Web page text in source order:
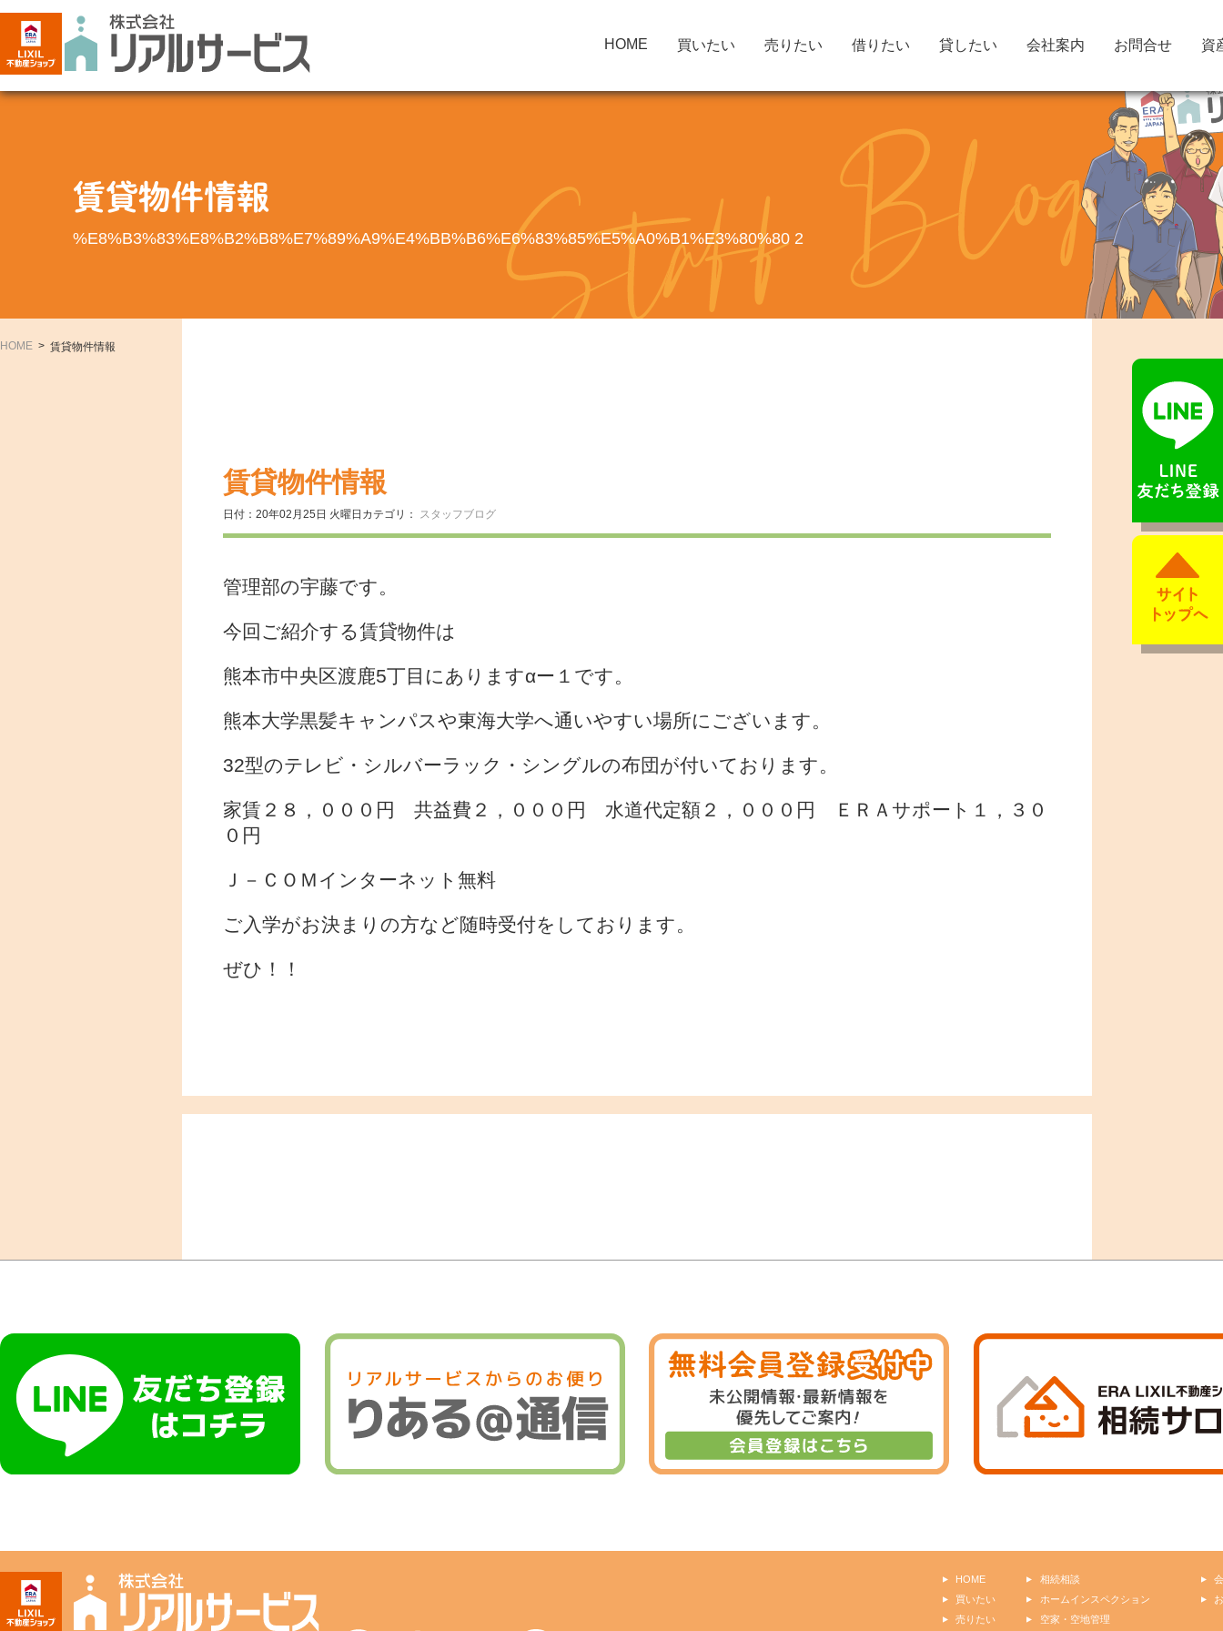
HOME 買いたい 売りたい 借りたい 貸したい 会社案内 お問合せ 資
賃貸物件情報
%E8%B3%83%E8%B2%B8%E7%89%A9%E4%BB%B6%E6%83%85%E5%A0%B1%E3%80%80 2
HOME 賃貸物件情報
賃貸物件情報
日付：20年02月25日 火曜日 カテゴリ： スタッフブログ
管理部の宇藤です。
今回ご紹介する賃貸物件は
熊本市中央区渡鹿5丁目にありますαー１です。
熊本大学黒髪キャンパスや東海大学へ通いやすい場所にございます。
32型のテレビ・シルバーラック・シングルの布団が付いております。
家賃２８，０００円 共益費２，０００円 水道代定額２，０００円 ＥＲＡサポート１，３０
０円
Ｊ－ＣＯＭインターネット無料
ご入学がお決まりの方など随時受付をしております。
ぜひ！！
HOME
買いたい
売りたい
相続相談
ホームインスペクション
空家・空地管理